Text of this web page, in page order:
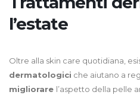
l’estate
Oltre alla skin care quotidiana,
dermatologici che aiutano a
migliorare l’aspetto della pelle